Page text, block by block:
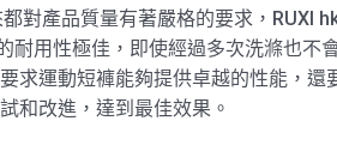
對產品質量有著嚴格的要求，RUXI
耐用性極佳，即使經過多次洗滌也不
求運動短褲能夠提供卓越的性能，
和改進，達到最佳效果。